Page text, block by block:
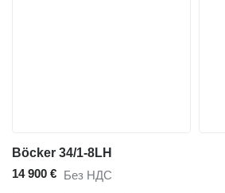
Böcker 34/1-8LH
14 900 € Без НДС